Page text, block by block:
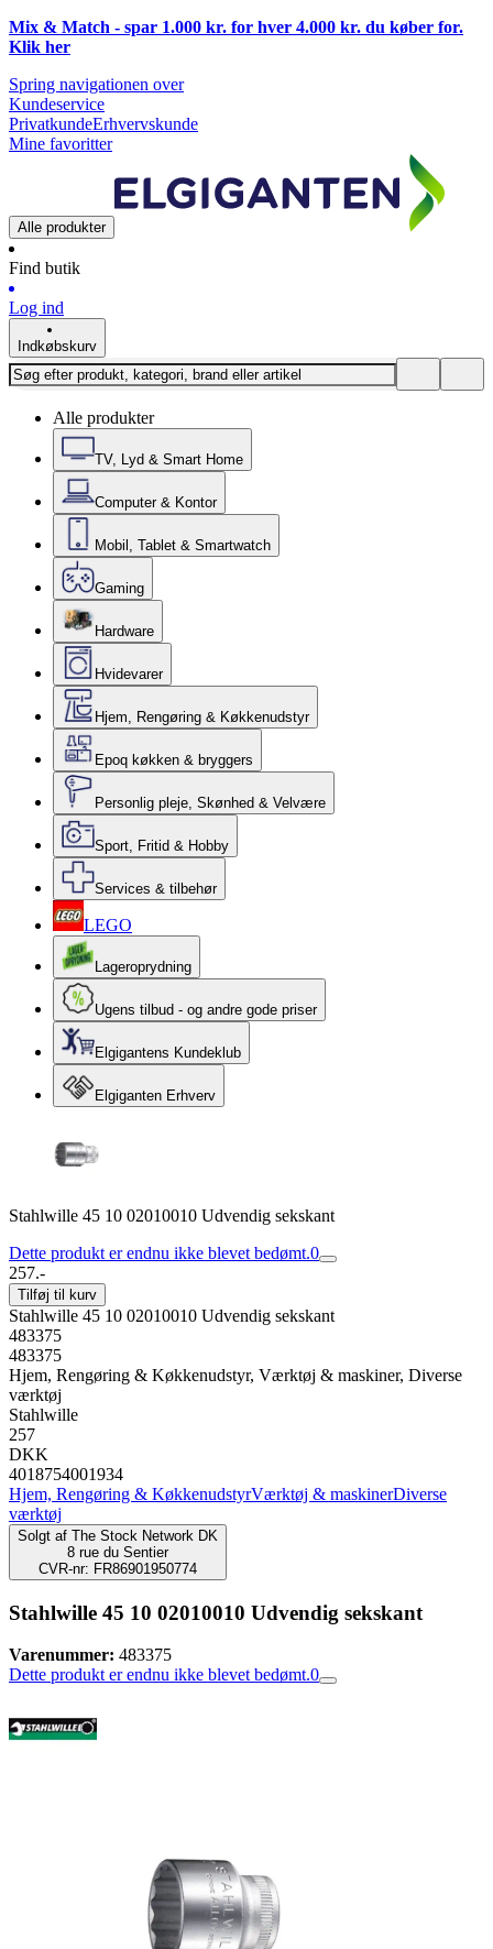
Mix & Match - spar 1.000 kr. for hver 4.000 kr. du køber for.
Klik her
Spring navigationen over
Kundeservice
PrivatkundeErhvervskunde
Mine favoritter
Alle produkter
Find butik
Log ind
Indkøbskurv
Alle produkter
TV, Lyd & Smart Home
Computer & Kontor
Mobil, Tablet & Smartwatch
Gaming
Hardware
Hvidevarer
Hjem, Rengøring & Køkkenudstyr
Epoq køkken & bryggers
Personlig pleje, Skønhed & Velvære
Sport, Fritid & Hobby
Services & tilbehør
LEGO
Lageroprydning
Ugens tilbud - og andre gode priser
Elgigantens Kundeklub
Elgiganten Erhverv
Stahlwille 45 10 02010010 Udvendig sekskant
Dette produkt er endnu ikke blevet bedømt.0
257.-
Tilføj til kurv
Stahlwille 45 10 02010010 Udvendig sekskant
483375
483375
Hjem, Rengøring & Køkkenudstyr, Værktøj & maskiner, Diverse
værktøj
Stahlwille
257
DKK
4018754001934
Hjem, Rengøring & KøkkenudstyrVærktøj & maskinerDiverse
værktøj
Solgt af The Stock Network DK
8 rue du Sentier
CVR-nr: FR86901950774
Stahlwille 45 10 02010010 Udvendig sekskant
Varenummer: 483375
Dette produkt er endnu ikke blevet bedømt.0